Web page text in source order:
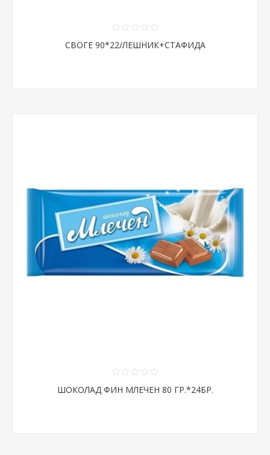
СВОГЕ 90*22/ЛЕШНИК+СТАФИДА
ШОКОЛАД ФИН МЛЕЧЕН 80 ГР.*24БР.